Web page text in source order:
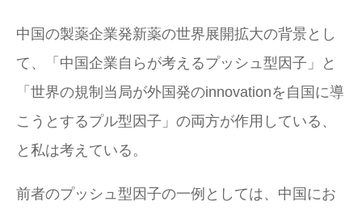
中国の製薬企業発新薬の世界展開拡大の背景とし
て、「中国企業自らが考えるプッシュ型因子」と
「世界の規制当局が外国発のinnovationを自国に導
こうとするプル型因子」の両方が作用している、
と私は考えている。
前者のプッシュ型因子の一例としては、中国にお